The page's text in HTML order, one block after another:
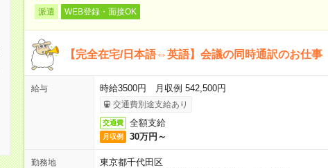
派遣 WEB登録・面接OK
【完全在宅/日本語⇔英語】会議の同時通訳のお仕事
給与 時給3500円 月収例 542,500円
交通費別途支給あり
交通費 全額支給
月収例 30万円～
勤務地
東京都千代田区